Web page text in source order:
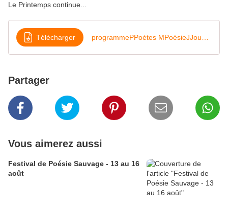
Le Printemps continue...
Télécharger
Partager
Vous aimerez aussi
Festival de Poésie Sauvage - 13 au 16
août